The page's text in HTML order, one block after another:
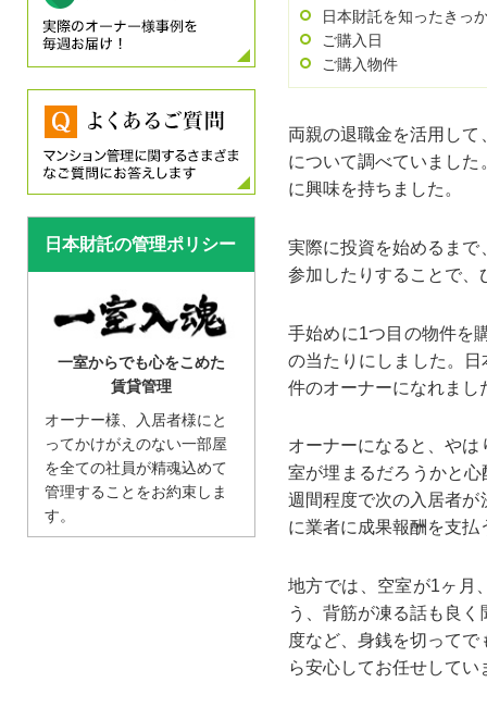
日本財託を知ったきっ
ご購入日
ご購入物件
両親の退職金を活用し
について調べていまし
に興味を持ちました。
実際に投資を始めるま
参加したりすることで、
手始めに1つ目の物件を
の当たりにしました。
件のオーナーになれまし
オーナーになると、や
室が埋まるだろうかと
週間程度で次の入居者
に業者に成果報酬を支
地方では、空室が1ヶ月
う、背筋が凍る話も良
度など、身銭を切って
ら安心してお任せしてい
日本財託の管理ポリシー
一室からでも心をこめた
賃貸管理
オーナー様、入居者様にと
ってかけがえのない一部屋
を全ての社員が精魂込めて
管理することをお約束しま
す。